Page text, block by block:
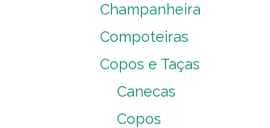
Champanheira
Compoteiras
Copos e Taças
Canecas
Copos